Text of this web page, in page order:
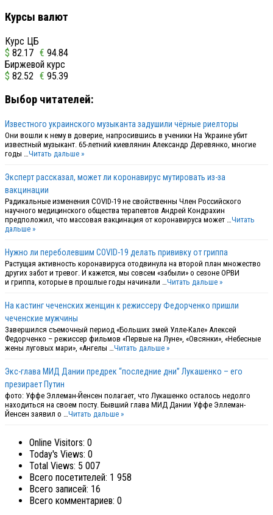
Курсы валют
Курс ЦБ
$ 82.17 € 94.84
Биржевой курс
$ 82.52 € 95.39
Выбор читателей:
Известного украинского музыканта задушили чёрные риелторы
Они вошли к нему в доверие, напросившись в ученики На Украине убит
известный музыкант. 65-летний киевлянин Александр Деревянко, многие
годы …Читать дальше »
Эксперт рассказал, может ли коронавирус мутировать из-за
вакцинации
Радикальные изменения COVID-19 не свойственны Член Российского
научного медицинского общества терапевтов Андрей Кондрахин
предположил, что массовая вакцинация от коронавируса может …Читать
дальше »
Нужно ли переболевшим COVID-19 делать прививку от гриппа
Растущая активность коронавируса отодвинула на второй план множество
других забот и тревог. И кажется, мы совсем «забыли» о сезоне ОРВИ
и гриппа, которые в прошлые годы начинали …Читать дальше »
На кастинг чеченских женщин к режиссеру Федорченко пришли
чеченские мужчины
Завершился съемочный период «Больших змей Улле-Кале» Алексей
Федорченко – режиссер фильмов «Первые на Луне», «Овсянки», «Небесные
жены луговых мари», «Ангелы …Читать дальше »
Экс-глава МИД Дании предрек “последние дни” Лукашенко – его
презирает Путин
фото: Уффе Эллеман-Йенсен полагает, что Лукашенко осталось недолго
находиться на своем посту. Бывший глава МИД Дании Уффе Эллеман-
Йенсен заявил о …Читать дальше »
Online Visitors: 0
Today's Views: 0
Total Views: 5 007
Всего посетителей: 1 958
Всего записей: 16
Всего комментариев: 0